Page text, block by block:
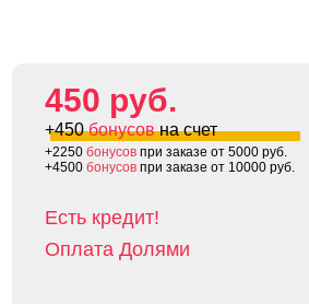
450 руб.
+450бонусовна счет
+2250бонусов при заказе от 5000 руб.
+4500бонусов при заказе от 10000 руб.
Есть кредит!
Оплата Долями